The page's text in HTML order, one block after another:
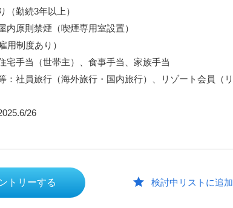
（勤続3年以上）
内原則禁煙（喫煙専用室設置）
用制度あり）
宅手当（世帯主）、食事手当、家族手当
：社員旅行（海外旅行・国内旅行）、リゾート会員（リ
26
トリーする star 検討中リストに追加